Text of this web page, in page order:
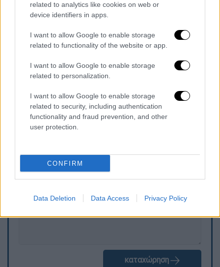
related to analytics like cookies on web or
device identifiers in apps.
I want to allow Google to enable storage
related to functionality of the website or app.
I want to allow Google to enable storage
related to personalization.
I want to allow Google to enable storage
related to security, including authentication
functionality and fraud prevention, and other
user protection.
CONFIRM
Data Deletion Data Access Privacy Policy
κουβέρτας.
το δικαστήριο δέχθηκε ότιη συγκεκριμένη
συσκευή δεν λειτούργησε ορθά, λόγω χρήσης
ενός ακατάλληλου εξαρτήματος, με συνέπεια
να ανεβάσει θερμοκρασία στους 54 βαθμούς
στον τότε 22 ετών
ασθενή.
καταχώρηση